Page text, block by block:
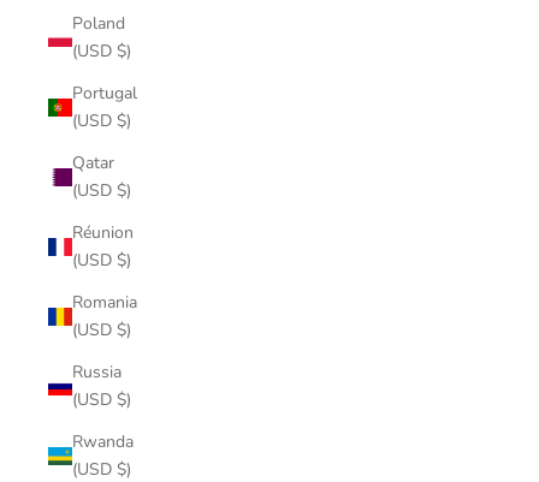
Poland
(USD $)
Portugal
(USD $)
Qatar
(USD $)
Réunion
(USD $)
Romania
(USD $)
Russia
(USD $)
Rwanda
(USD $)